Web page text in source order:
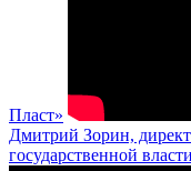
Пласт»
Дмитрий Зорин,
государственной